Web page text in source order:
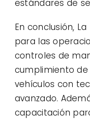
estándares de
En conclusión,
para las
controles de
cumplimiento de
vehículos con
avanzado.
capacitación